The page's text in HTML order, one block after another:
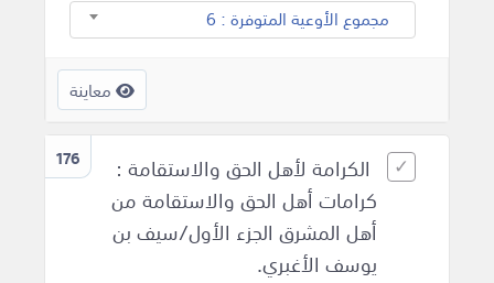
مجموع الأوعية المتوفرة : 6
معاينة
176
الكرامة لأهل الحق والاستقامة :
كرامات أهل الحق والاستقامة من
أهل المشرق الجزء الأول/سيف بن
يوسف الأغبري.